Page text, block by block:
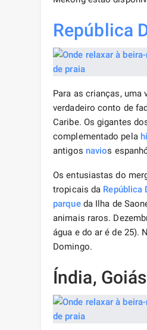
República
Para as crianças,
verdadeiro conto de
Caribe. Os gigantes
complementado pela
antigos navios
Os entusiastas do
tropicais da República
parqueda Ilha de
animais raros.
água e do ar é de 25).
Domingo.
Índia, Goiás